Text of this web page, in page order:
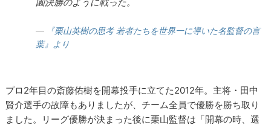
『栗山英樹の思考 若者たちを世界一に導いた名監督の言
葉』より
プロ2年目の斎藤佑樹を開幕投手に立てた2012年。主将・田中
賢介選手の故障もありましたが、チーム全員で優勝を勝ち取り
ました。リーグ優勝が決まった後に栗山監督は「開幕の時、選